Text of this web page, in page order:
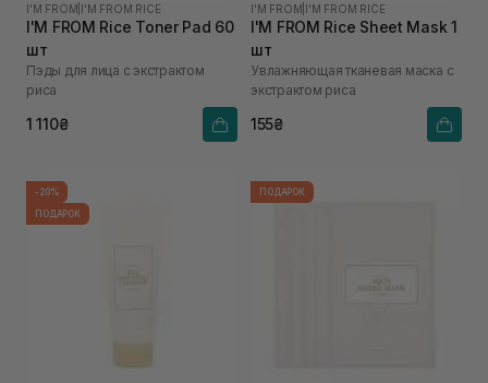
I'M FROM I'M FROM RICE
I'M FROM Rice Toner Pad 60
шт
Пэды для лица с экстрактом
риса
1 110₴
I'M FROM I'M FROM RICE
I'M FROM Rice Sheet Mask 1
шт
Увлажняющая тканевая маска с
экстрактом риса
155₴
-20%
ПОДАРОК
ПОДАРОК